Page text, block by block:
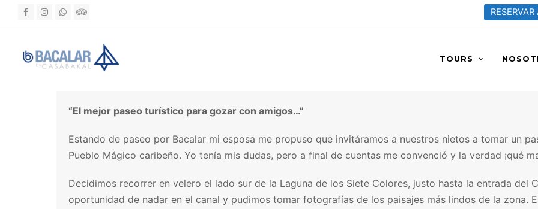
FacebookInstagramWhatsapp
TOURS
“El mejor paseo turístico para gozar con amigos…”
Estando de paseo por Bacalar mi esposa me propuso que invitáramos a nuestros nietos a tomar un
Pueblo Mágico caribeño. Yo tenía mis dudas, pero a final de cuentas me convenció y la verdad ¡qué
Decidimos recorrer en velero el lado sur de la Laguna de los Siete Colores, justo hasta la entrada del
oportunidad de nadar en el canal y pudimos tomar fotografías de los paisajes más lindos de la zona.